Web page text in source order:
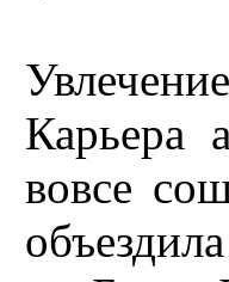
Карьера
вовсе